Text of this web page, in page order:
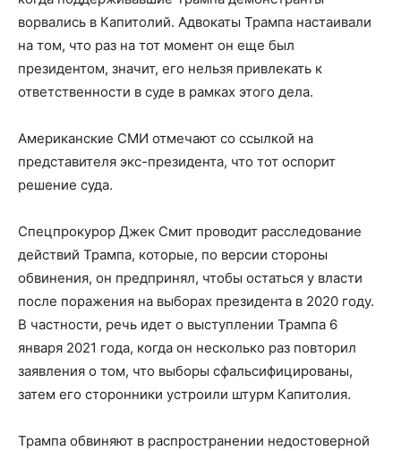
ворвались в Капитолий. Адвокаты Трампа настаивали
на том, что раз на тот момент он еще был
президентом, значит, его нельзя привлекать к
ответственности в суде в рамках этого дела.
Американские СМИ отмечают со ссылкой на
представителя экс-президента, что тот оспорит
решение суда.
Спецпрокурор Джек Смит проводит расследование
действий Трампа, которые, по версии стороны
обвинения, он предпринял, чтобы остаться у власти
после поражения на выборах президента в 2020 году.
В частности, речь идет о выступлении Трампа 6
января 2021 года, когда он несколько раз повторил
заявления о том, что выборы сфальсифицированы,
затем его сторонники устроили штурм Капитолия.
Трампа обвиняют в распространении недостоверной